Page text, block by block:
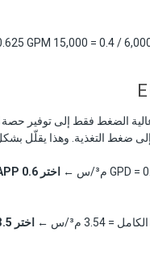
اختر APP 0.6 أو APP 0.8
اختر APP 3.5 أو APP 5.1